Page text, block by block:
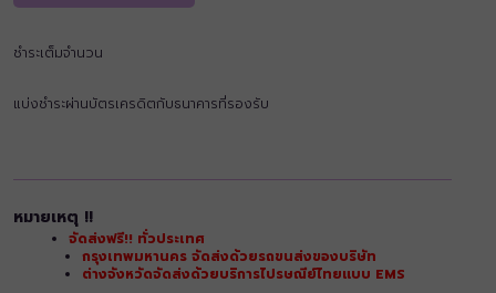
ชำระเต็มจำนวน
แบ่งชำระผ่านบัตรเครดิตกับธนาคารที่รองรับ
หมายเหตุ !!
จัดส่งฟรี!! ทั่วประเทศ
กรุงเทพมหานคร จัดส่งด้วยรถขนส่งของบริษัท
ต่างจังหวัดจัดส่งด้วยบริการไปรษณีย์ไทยแบบ EMS